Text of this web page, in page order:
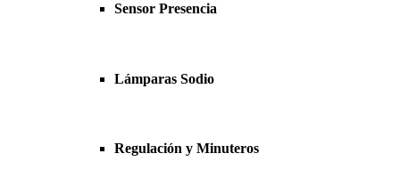
Sensor Presencia
Lámparas Sodio
Regulación y Minuteros